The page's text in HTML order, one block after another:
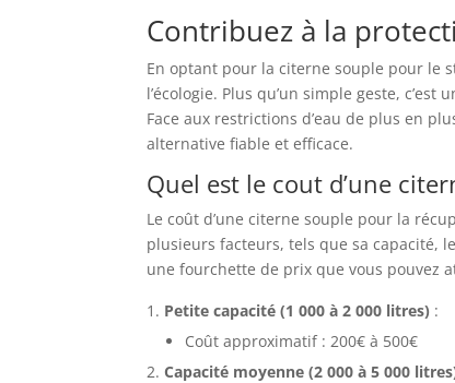
Contribuez à la
En optant pour la citerne souple pour le
l’écologie. Plus qu’un simple geste,
Face aux restrictions d’eau de plus en
alternative fiable et efficace.
Quel est le cout d’une
Le coût d’une citerne souple pour la
plusieurs facteurs, tels que sa capacité,
une fourchette de prix que vous pouvez
Petite capacité (1 000 à 2 000 litres) :
Coût approximatif : 200€ à 500€
Capacité moyenne (2 000 à 5 000